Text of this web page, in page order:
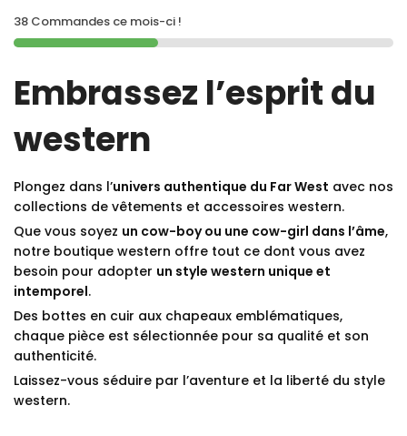
38 Commandes ce mois-ci !
Embrassez l’esprit du
western
Plongez dans l’univers authentique du Far West avec nos
collections de vêtements et accessoires western.
Que vous soyez un cow-boy ou une cow-girl dans l’âme,
notre boutique western offre tout ce dont vous avez
besoin pour adopter un style western unique et
intemporel.
Des bottes en cuir aux chapeaux emblématiques,
chaque pièce est sélectionnée pour sa qualité et son
authenticité.
Laissez-vous séduire par l’aventure et la liberté du style
western.